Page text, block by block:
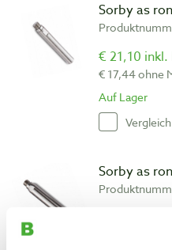
Sorby as
€ 21,10
€ 17,44 ohne
Auf Lager
Vergleich
Sorby as